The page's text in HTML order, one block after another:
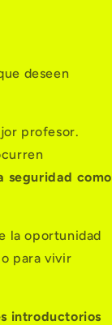
deseen
profesor.
seguridad como
la oportunidad
para vivir
introductorios